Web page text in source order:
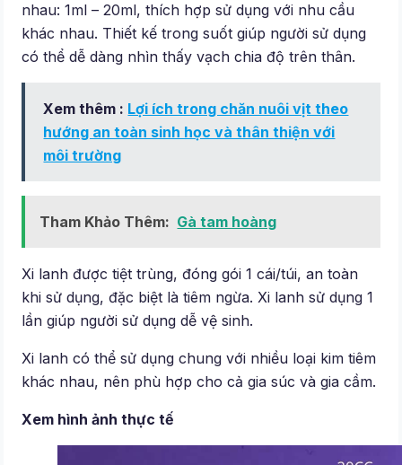
nhau: 1ml – 20ml, thích hợp sử dụng với nhu cầu
khác nhau. Thiết kế trong suốt giúp người sử dụng
có thể dễ dàng nhìn thấy vạch chia độ trên thân.
Xem thêm : Lợi ích trong chăn nuôi vịt theo
hướng an toàn sinh học và thân thiện với
môi trường
Tham Khảo Thêm: Gà tam hoàng
Xi lanh được tiệt trùng, đóng gói 1 cái/túi, an toàn
khi sử dụng, đặc biệt là tiêm ngừa. Xi lanh sử dụng 1
lần giúp người sử dụng dễ vệ sinh.
Xi lanh có thể sử dụng chung với nhiều loại kim tiêm
khác nhau, nên phù hợp cho cả gia súc và gia cầm.
Xem hình ảnh thực tế